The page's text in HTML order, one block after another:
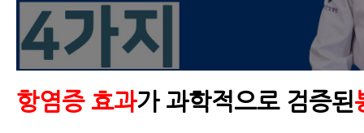
항염증 효과가 과학적으로 검증된